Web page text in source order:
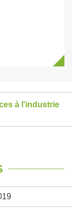
à l'industrie